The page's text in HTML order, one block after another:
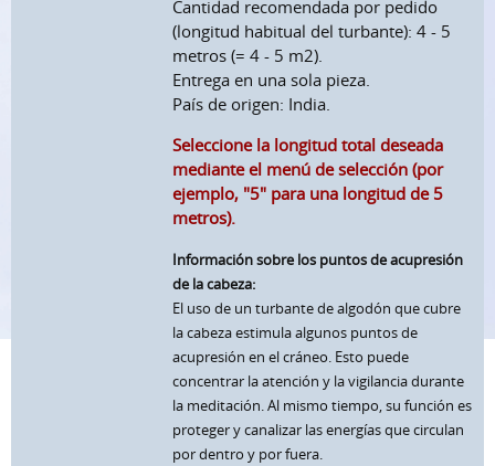
Cantidad recomendada por pedido
(longitud habitual del turbante): 4 - 5
metros (= 4 - 5 m2).
Entrega en una sola pieza.
País de origen: India.
Seleccione la longitud total deseada
mediante el menú de selección (por
ejemplo, "5" para una longitud de 5
metros).
Información sobre los puntos de acupresión
de la cabeza:
El uso de un turbante de algodón que cubre
la cabeza estimula algunos puntos de
acupresión en el cráneo. Esto puede
concentrar la atención y la vigilancia durante
la meditación. Al mismo tiempo, su función es
proteger y canalizar las energías que circulan
por dentro y por fuera.